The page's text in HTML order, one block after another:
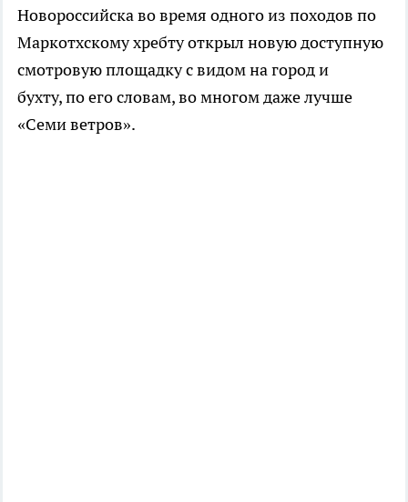
Новороссийска во время одного из походов по
Маркотхскому хребту открыл новую доступную
смотровую площадку с видом на город и
бухту, по его словам, во многом даже лучше
«Семи ветров».